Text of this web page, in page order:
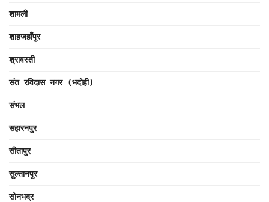
शामली
शाहजहाँपुर
श्रावस्ती
संत रविदास नगर (भदोही)
संभल
सहारनपुर
सीतापुर
सुल्तानपुर
सोनभद्र